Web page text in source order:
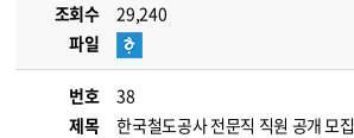
조회수
29,240
파일
번호
38
제목
한국철도공사 전문직 직원 공개 모집